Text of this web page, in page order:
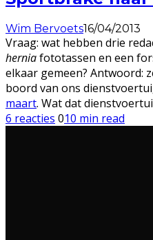
Wim Bervoets16/04/2013
Vraag: wat hebben drie
herniafototassen en een
elkaar gemeen? Antwoord:
boord van ons
maart. Wat dat
6 reacties 010 min read